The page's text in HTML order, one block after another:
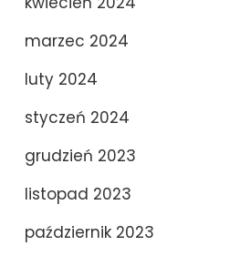
marzec 2024
luty 2024
styczeń 2024
grudzień 2023
listopad 2023
październik 2023